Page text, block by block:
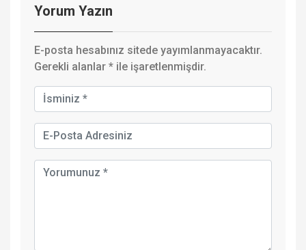
Yorum Yazın
E-posta hesabınız sitede yayımlanmayacaktır.
Gerekli alanlar * ile işaretlenmişdir.